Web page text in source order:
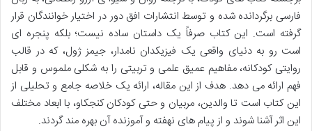
فارسی برگردانده شده و توسط انتشارات افق دور در اختیار خوانندگان قرار
گرفته است. این کتاب صرفاً یک داستان ساده نیست؛ بلکه پنجره ای
است رو به دنیای واقعی یک فیزیکدان نامدار، جیمز ژول، که در قالب
روایتی کودکانه، مفاهیم عمیق علمی و تربیتی را به شکلی ملموس و قابل
فهم ارائه می دهد. هدف از این مقاله، ارائه یک خلاصه جامع و تحلیلی از
این کتاب است تا والدین، مربیان و حتی کودکان کنجکاو، با ابعاد مختلف
این اثر آشنا شوند و از پیام های نهفته و آموزنده آن بهره مند گردند.